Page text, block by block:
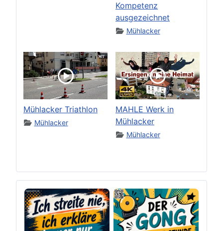
Kompetenz
ausgezeichnet
Mühlacker
Mühlacker Triathlon
Mühlacker
MAHLE Werk in
Mühlacker
Mühlacker